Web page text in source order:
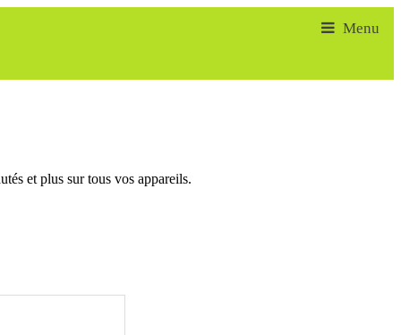
et plus sur tous vos appareils.